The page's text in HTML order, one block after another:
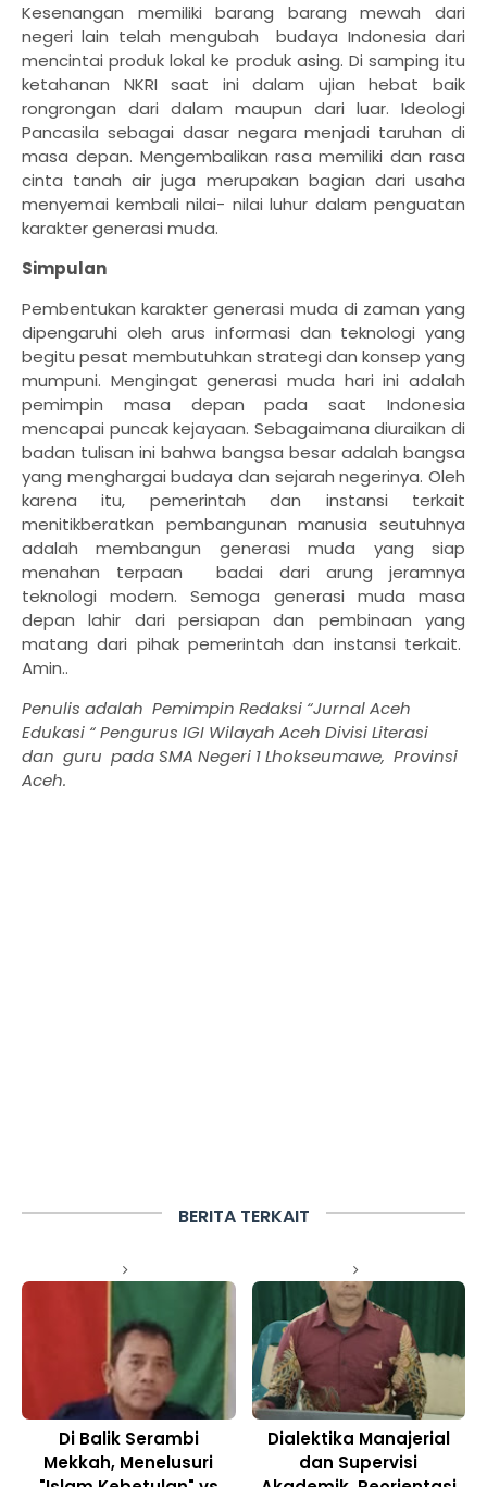
Kesenangan memiliki barang barang mewah dari
negeri lain telah mengubah
budaya Indonesia dari
mencintai produk lokal ke produk asing. Di samping itu
ketahanan NKRI saat ini dalam ujian hebat baik
rongrongan dari dalam maupun dari luar. Ideologi
Pancasila sebagai dasar negara menjadi taruhan di
masa depan. Mengembalikan rasa memiliki dan rasa
cinta tanah air juga merupakan bagian dari usaha
menyemai kembali nilai- nilai luhur dalam penguatan
karakter generasi muda.
Simpulan
Pembentukan karakter generasi muda di zaman yang
dipengaruhi oleh arus informasi dan teknologi yang
begitu pesat membutuhkan strategi dan konsep yang
mumpuni. Mengingat generasi muda hari ini adalah
pemimpin masa depan pada saat Indonesia
mencapai puncak kejayaan. Sebagaimana diuraikan di
badan tulisan ini bahwa bangsa besar adalah bangsa
yang menghargai budaya dan sejarah negerinya. Oleh
karena itu, pemerintah dan instansi terkait
menitikberatkan pembangunan manusia seutuhnya
adalah membangun generasi muda yang siap
menahan terpaan
badai dari arung jeramnya
teknologi modern. Semoga generasi muda masa
depan lahir dari persiapan dan pembinaan yang
matang dari pihak pemerintah dan instansi terkait.
Amin..
Penulis adalah Pemimpin Redaksi “Jurnal Aceh
Edukasi “ Pengurus IGI Wilayah Aceh Divisi Literasi
dan guru pada SMA Negeri 1 Lhokseumawe, Provinsi
Aceh.
BERITA TERKAIT
Di Balik Serambi
Mekkah, Menelusuri
Dialektika Manajerial
dan Supervisi